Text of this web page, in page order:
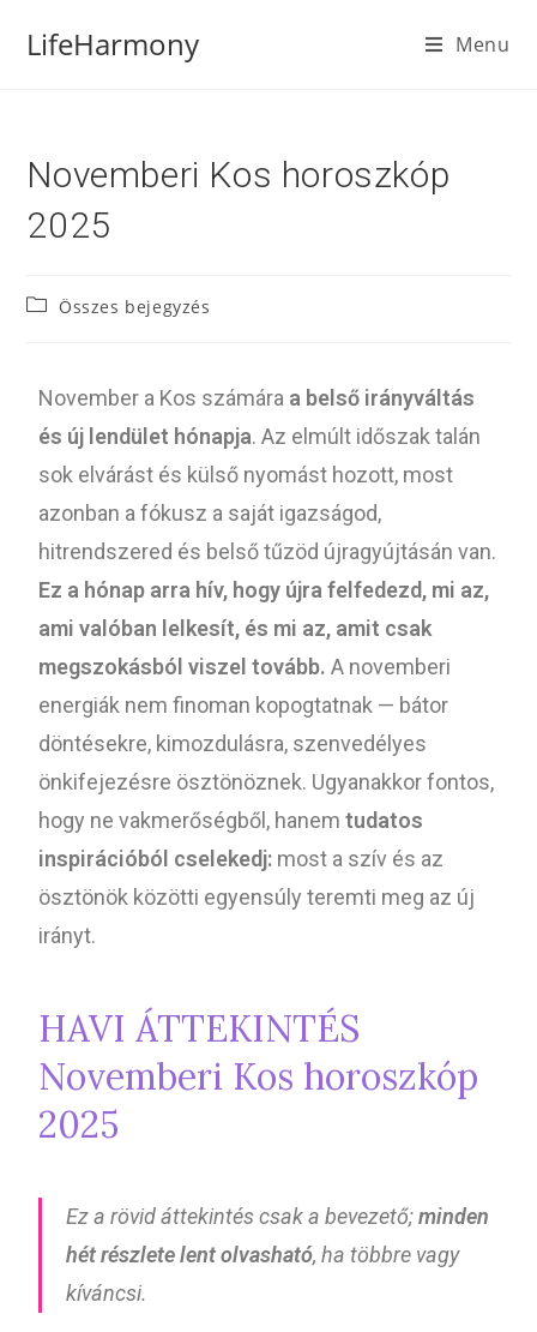
LifeHarmony Menu
Novemberi Kos horoszkóp
2025
Összes bejegyzés
November a Kos számára a belső irányváltás
és új lendület hónapja. Az elmúlt időszak talán
sok elvárást és külső nyomást hozott, most
azonban a fókusz a saját igazságod,
hitrendszered és belső tűzöd újragyújtásán van.
Ez a hónap arra hív, hogy újra felfedezd, mi az,
ami valóban lelkesít, és mi az, amit csak
megszokásból viszel tovább. A novemberi
energiák nem finoman kopogtatnak — bátor
döntésekre, kimozdulásra, szenvedélyes
önkifejezésre ösztönöznek. Ugyanakkor fontos,
hogy ne vakmerőségből, hanemtudatos
inspirációból cselekedj: most a szív és az
ösztönök közötti egyensúly teremti meg az új
irányt.
HAVI ÁTTEKINTÉS
Novemberi Kos horoszkóp
2025
Ez a rövid áttekintés csak a bevezető;minden
hét részlete lent olvasható, ha többre vagy
kíváncsi.